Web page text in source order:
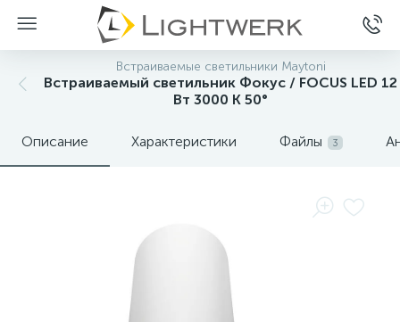
Встраиваемые светильники Maytoni
Встраиваемый светильник Фокус / FOCUS LED 12
Вт 3000 К 50°
Описание Характеристики Файлы 3